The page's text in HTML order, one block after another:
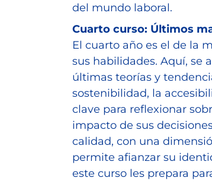
del mundo laboral.
Cuarto curso: Últimos
El cuarto año es el de la
sus habilidades. Aquí, se
últimas teorías y
sostenibilidad, la
clave para reflexionar
impacto de sus
calidad, con una
permite afianzar su
este curso les prepara